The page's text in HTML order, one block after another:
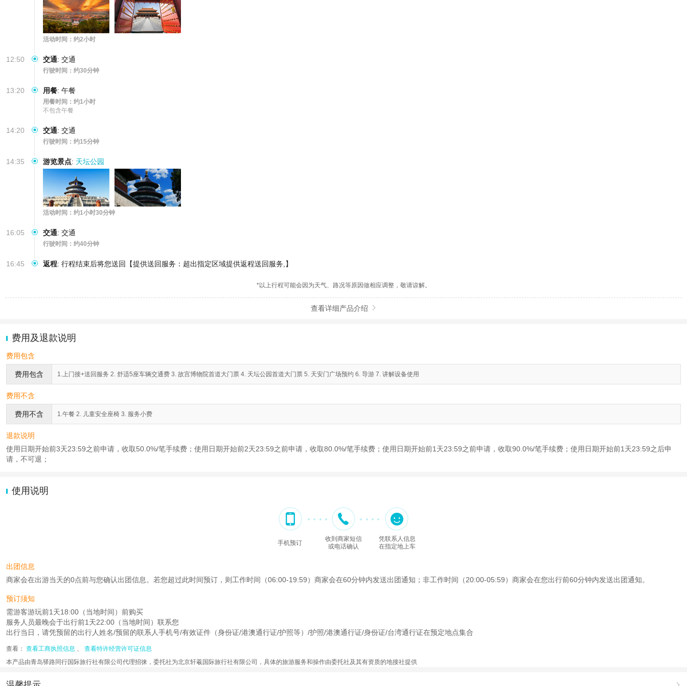
活动时间：约2小时
12:50 交通: 交通
行驶时间：约30分钟
13:20 用餐: 午餐
用餐时间：约1小时
不包含午餐
14:20 交通: 交通
行驶时间：约15分钟
14:35 游览景点: 天坛公园
活动时间：约1小时30分钟
16:05 交通: 交通
行驶时间：约40分钟
16:45 返程: 行程结束后将您送回【提供送回服务：超出指定区域提供返程送回服务,】
*以上行程可能会因为天气、路况等原因做相应调整，敬请谅解。
查看详细产品介绍 
费用及退款说明
费用包含
费用包含 1.上门接+送回服务 2. 舒适5座车辆交通费 3. 故宫博物院首道大门票 4. 天坛公园首道大门票 5. 天安门广场预约 6. 导游 7. 讲解设备使用
费用不含
费用不含 1.午餐 2. 儿童安全座椅 3. 服务小费
退款说明
使用日期开始前3天23:59之前申请，收取50.0%/笔手续费；使用日期开始前2天23:59之前申请，收取80.0%/笔手续费；使用日期开始前1天23:59之前申请，收取90.0%/笔手续费；使用日期开始前1天23:59之后申
请，不可退；
使用说明
手机预订
收到商家短信
或电话确认
凭联系人信息
在指定地上车
出团信息
商家会在出游当天的0点前与您确认出团信息。若您超过此时间预订，则工作时间（06:00-19:59）商家会在60分钟内发送出团通知；非工作时间（20:00-05:59）商家会在您出行前60分钟内发送出团通知。
预订须知
需游客游玩前1天18:00（当地时间）前购买
服务人员最晚会于出行前1天22:00（当地时间）联系您
出行当日，请凭预留的出行人姓名/预留的联系人手机号/有效证件（身份证/港澳通行证/护照等）/护照/港澳通行证/身份证/台湾通行证在预定地点集合
查看： 查看工商执照信息 、
查看特许经营许可证信息
本产品由青岛驿路同行国际旅行社有限公司代理招徕，委托社为北京轩羲国际旅行社有限公司，具体的旅游服务和操作由委托社及其有资质的地接社提供